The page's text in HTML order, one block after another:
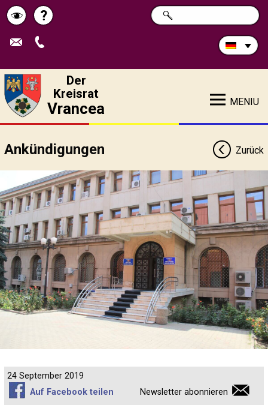
Schimbă
contrastul
Pagina
de
?
Durchsuchen
Sie
SUCHE
Der
Kreisrat
Vrancea MENIU
Ankündigungen Zurück
24 September 2019
Auf Facebook teilen
Newsletter abonnieren